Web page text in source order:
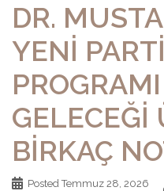
DR.
YENİ
GELECEĞİ
BİRKAÇ
PostedTemmuz 28, 2026